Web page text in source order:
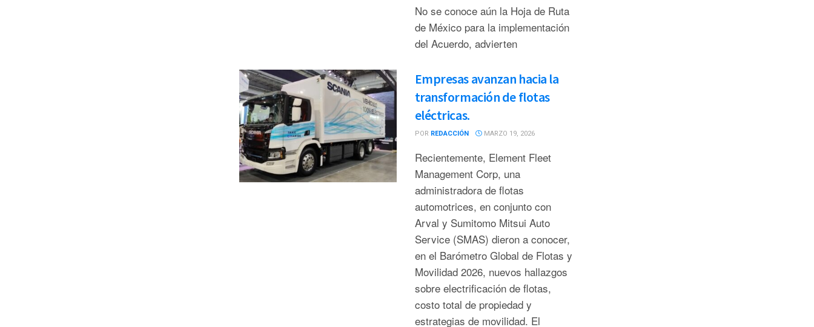
No se conoce aún la Hoja de Ruta
de México para la implementación
del Acuerdo, advierten
Empresas avanzan hacia la
transformación de flotas
eléctricas.
POR REDACCIÓN MARZO 19, 2026
Recientemente, Element Fleet
Management Corp, una
administradora de flotas
automotrices, en conjunto con
Arval y Sumitomo Mitsui Auto
Service (SMAS) dieron a conocer,
en el Barómetro Global de Flotas y
Movilidad 2026, nuevos hallazgos
sobre electrificación de flotas,
costo total de propiedad y
estrategias de movilidad. El